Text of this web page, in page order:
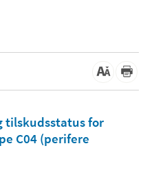
tilskudsstatus for
C04 (perifere